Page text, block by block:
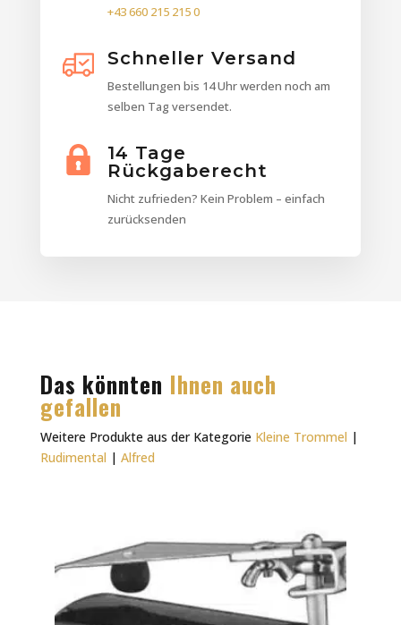
+43 660 215 215 0
Schneller Versand
Bestellungen bis 14 Uhr werden noch am
selben Tag versendet.
14 Tage
Rückgaberecht
Nicht zufrieden? Kein Problem – einfach
zurücksenden
Das könnten Ihnen auch
gefallen
Weitere Produkte aus der Kategorie Kleine Trommel |
Rudimental | Alfred